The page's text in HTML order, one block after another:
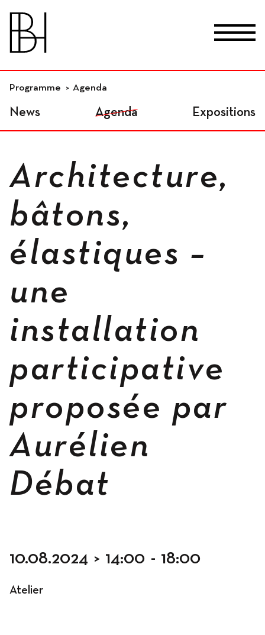
Lieux
Ateliers indépendants
Espaces
Occupation
Résidences
Hébergement
Ateliers
Programme
Programme Agenda
News Agenda Expositions
Architecture,
bâtons,
élastiques –
une
installation
participative
proposée par
Aurélien
Débat
10.08.2024 > 14:00 - 18:00
Atelier